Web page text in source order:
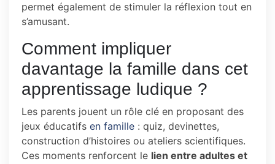
permet également de stimuler la réflexion tout en
s’amusant.
Comment impliquer
davantage la famille dans cet
apprentissage ludique ?
Les parents jouent un rôle clé en proposant des
jeux éducatifs en famille : quiz, devinettes,
construction d’histoires ou ateliers scientifiques.
Ces moments renforcent le lien entre adultes et